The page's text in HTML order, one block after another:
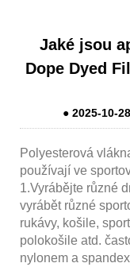
Jaké jsou
Dope Dyed
●2025-10-28
Polyesterová
používají ve
1.Vyrábějte různé
vyrábět různé
rukávy, košile,
polokošile atd.
nylonem a